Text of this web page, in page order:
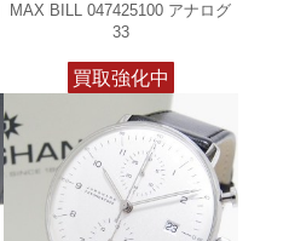
MAX BILL 047425100 アナログ
33
買取強化中